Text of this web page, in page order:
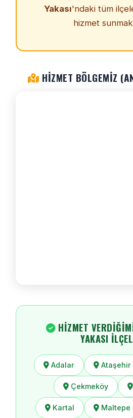
Yakası'ndaki tüm
hizmet
HIZMET BÖLGEMIZ
HIZMET
YAKASI
Adalar Ataşehir
Çekmeköy
Kartal Maltepe